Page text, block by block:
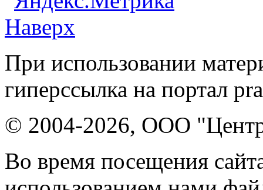
Наверх
При использовании
гиперссылка на портал
© 2004-2026, ООО "Центр
Во время посещения